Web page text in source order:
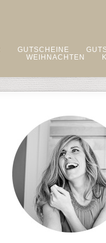
GUTSCHEINE
WEIHNACHTEN